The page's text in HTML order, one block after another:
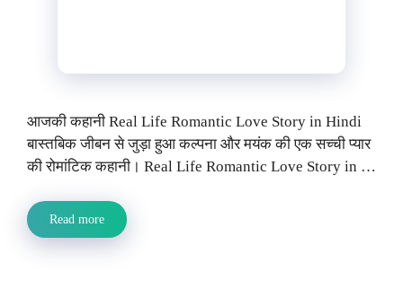
आजकी कहानी Real Life Romantic Love Story in Hindi
बास्तबिक जीबन से जुड़ा हुआ कल्पना और मयंक की एक सच्ची प्यार
की रोमांटिक कहानी। Real Life Romantic Love Story in …
Read more